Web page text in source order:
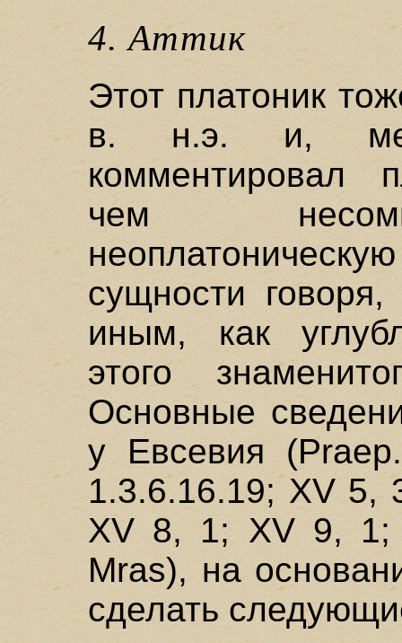
4. Аттик
Этот платоник
в. н.э. и,
комментировал
чем
сущности
иным, как
этого
Основные
у Евсевия
1.3.6.16.19; XV 5,
XV 8, 1; XV 9,
Mras), на
сделать